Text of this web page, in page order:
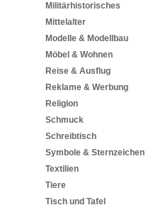
Militärhistorisches
Mittelalter
Modelle & Modellbau
Möbel & Wohnen
Reise & Ausflug
Reklame & Werbung
Religion
Schmuck
Schreibtisch
Symbole & Sternzeichen
Textilien
Tiere
Tisch und Tafel